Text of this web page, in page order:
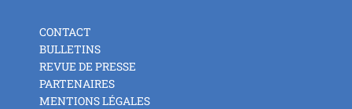
CONTACT
BULLETINS
REVUE DE PRESSE
PARTENAIRES
MENTIONS LÉGALES